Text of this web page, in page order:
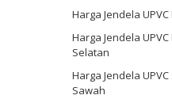
Harga Jendela
Harga Jendela
Selatan
Harga Jendela
Sawah